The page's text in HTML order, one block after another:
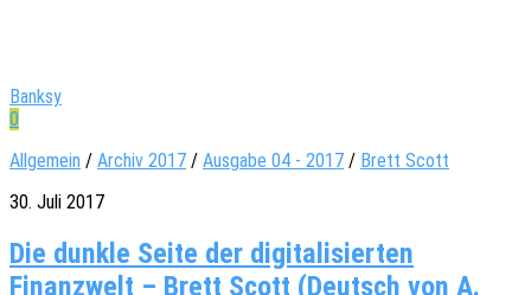
Banksy
0
Allgemein / Archiv 2017 / Ausgabe 04 - 2017 / Brett Scott
30. Juli 2017
Die dunkle Seite der digitalisierten
Finanzwelt – Brett Scott (Deutsch von A.